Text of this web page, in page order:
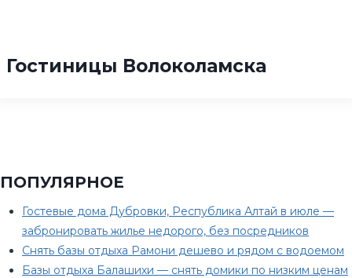
Гостиницы Волоколамска
ПОПУЛЯРНОЕ
Гостевые дома Дубровки, Республика Алтай в июле —
забронировать жилье недорого, без посредников
Снять базы отдыха Рамони дешево и рядом с водоемом
Базы отдыха Балашихи — снять домики по низким ценам